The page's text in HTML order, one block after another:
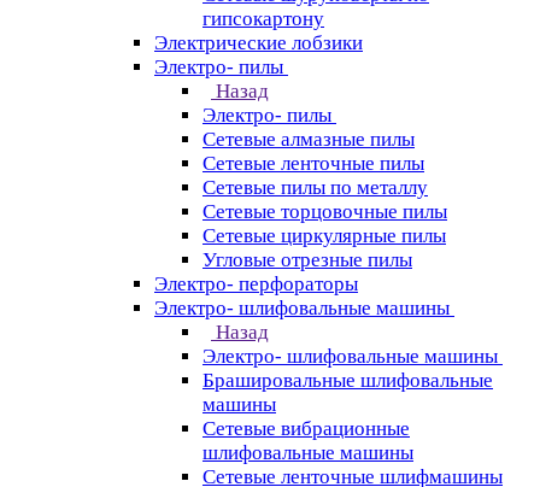
гипсокартону
Электрические лобзики
Электро- пилы
Назад
Электро- пилы
Сетевые алмазные пилы
Сетевые ленточные пилы
Сетевые пилы по металлу
Сетевые торцовочные пилы
Сетевые циркулярные пилы
Угловые отрезные пилы
Электро- перфораторы
Электро- шлифовальные машины
Назад
Электро- шлифовальные машины
Брашировальные шлифовальные
машины
Сетевые вибрационные
шлифовальные машины
Сетевые ленточные шлифмашины